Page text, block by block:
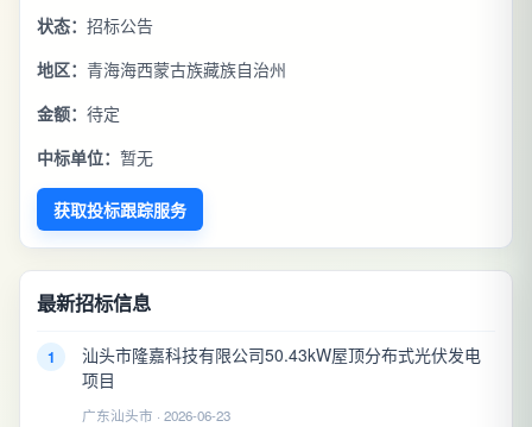
状态： 招标公告
地区： 青海海西蒙古族藏族自治州
金额： 待定
中标单位： 暂无
获取投标跟踪服务
最新招标信息
1
汕头市隆嘉科技有限公司50.43kW屋顶分布式光伏发电
项目
广东汕头市 · 2026-06-23